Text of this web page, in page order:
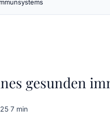
gesunden
·7 min